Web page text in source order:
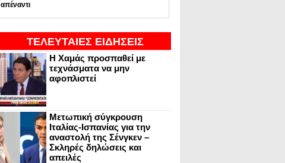
απέναντι
ΤΕΛΕΥΤΑΙΕΣ ΕΙΔΗΣΕΙΣ
Η Χαμάς προσπαθεί με
τεχνάσματα να μην
αφοπλιστεί
Μετωπική σύγκρουση
Ιταλίας-Ισπανίας για την
αναστολή της Σένγκεν –
Σκληρές δηλώσεις και
απειλές